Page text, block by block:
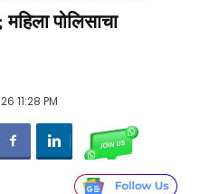
महिला पोलिसाचा
11:28 PM